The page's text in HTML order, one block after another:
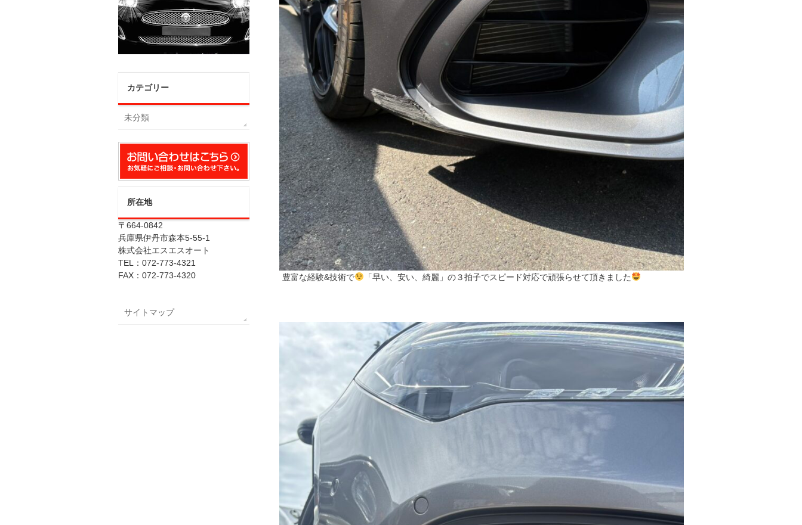
豊富な経験&技術で 「早い、安い、綺麗」の３拍子でスピード対応で頑張らせて頂きました
カテゴリー
未分類
所在地
〒664-0842
兵庫県伊丹市森本5-55-1
株式会社エスエスオート
TEL：072-773-4321
FAX：072-773-4320
サイトマップ